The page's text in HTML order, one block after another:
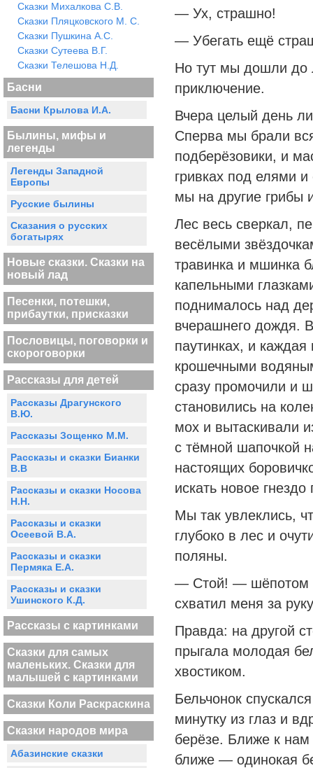
Сказки Михалкова С.В.
Сказки Пляцковского М. С.
Сказки Пушкина А.С.
Сказки Сутеева В.Г.
Сказки Телешова Н.Д.
Басни
Басни Крылова И.А.
Былины, мифы и
легенды
Легенды Западной
Европы
Русские былины
Сказания о русских
богатырях
Новые сказки. Сказки на
новый лад
Песенки, потешки,
прибаутки, присказки
Пословицы, поговорки и
скороговорки
Рассказы для детей
Рассказы Драгунского
В.Ю.
Рассказы Зощенко М.М.
Рассказы и сказки Бианки
В.В
Рассказы и сказки Носова
Н.Н.
Рассказы и сказки
Осеевой В.А.
Рассказы и сказки
Пермяка Е.А.
Рассказы и сказки
Ушинского К.Д.
Рассказы с картинками
Сказки для самых
маленьких. Сказки для
малышей с картинками
Сказки Коли Раскраскина
Сказки народов мира
Абазинские сказки
— Ух, страшно!
— Убегать ещё
Но тут мы дошли до
приключение.
Вчера целый день
Сперва мы брали
подберёзовики, и
гривках под елями
мы на другие грибы
Лес весь сверкал,
весёлыми
травинка и мшинка
капельными
поднималось над
вчерашнего дождя.
паутинках, и
крошечными
сразу промочили и
становились на
мох и вытаскивали
с тёмной шапочкой
настоящих
искать новое гнездо
Мы так увлеклись,
глубоко в лес и
поляны.
— Стой! — шёпотом
схватил меня за
Правда: на другой
прыгала молодая
хвостиком.
Бельчонок
минутку из глаз и
берёзе. Ближе к нам
ближе — одинокая